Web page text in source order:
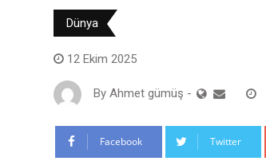
Dünya
12 Ekim 2025
By Ahmet gümüş -
Facebook Twitter